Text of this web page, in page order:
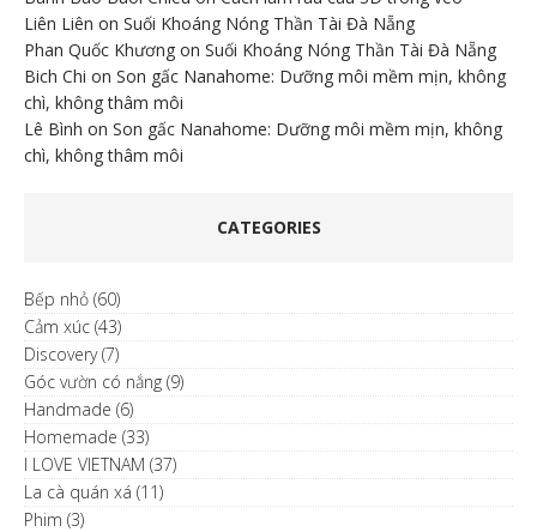
Liên Liên on Suối Khoáng Nóng Thần Tài Đà Nẵng
Phan Quốc Khương on Suối Khoáng Nóng Thần Tài Đà Nẵng
Bich Chi on Son gấc Nanahome: Dưỡng môi mềm mịn, không
chì, không thâm môi
Lê Bình on Son gấc Nanahome: Dưỡng môi mềm mịn, không
chì, không thâm môi
CATEGORIES
Bếp nhỏ (60)
Cảm xúc (43)
Discovery(7)
Góc vườn có nắng (9)
Handmade (6)
Homemade (33)
I LOVE VIETNAM (37)
La cà quán xá (11)
Phim (3)